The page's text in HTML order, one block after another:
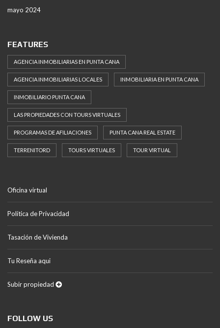
mayo 2024
FEATURES
AGENCIA INMOBILIARIAS EN PUNTA CANA
AGENCIA INMOBILIARIAS LOCALES INMOBILIARIA EN PUNTA CANA
INMOBILIARIO PUNTA CANA
LAS PROPIEDADES CON TOURS VIRTUALES
PROGRAMAS DE AFILIACIONES PUNTA CANA REAL ESTATE
TERRENITORD TOURS VIRTUALES TOUR VIRTUAL
Oficina virtual
Política de Privacidad
Tasación de Vivienda
Tu Reseña aqui
Subir propiedad
FOLLOW US